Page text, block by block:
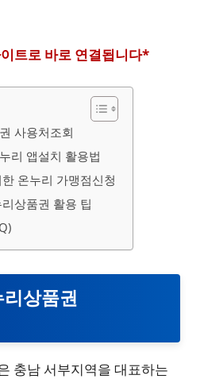
트로 바로 연결됩니다*
사용처조회
리 앱설치 활용법
온누리 가맹점신청
상품권 활용 팁
상품권
충남 서부지역을 대표하는